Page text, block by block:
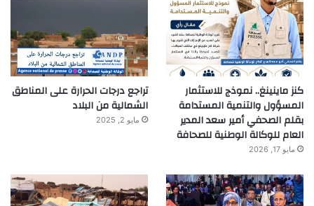
كنز ماينينغ.. نموذج للاستثمار
المسؤول والتنمية المستدامة
بقلم الصحفي أمير سعد المدير
العام للوكالة الوطنية للصحافة
مايو 17, 2026
تراجع درجات الحرارة على المناطق
الشمالية من البلاد
مايو 2, 2025